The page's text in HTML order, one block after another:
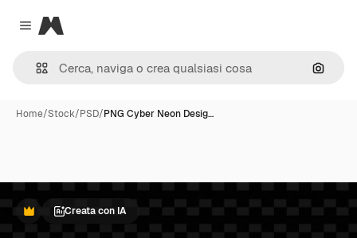
Close menu
Magnific
Cerca
Home/Stock/PSD/PNG Cyber Neon Desig…
PremiumCreata con IA